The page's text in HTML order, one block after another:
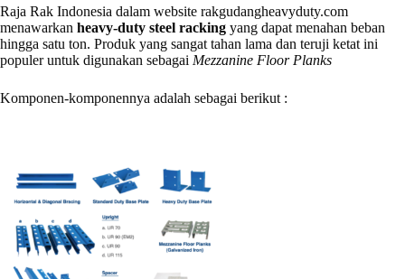
Raja Rak Indonesia dalam website rakgudangheavyduty.com
menawarkan heavy-duty steel racking yang dapat menahan beban
hingga satu ton. Produk yang sangat tahan lama dan teruji ketat ini
populer untuk digunakan sebagai Mezzanine Floor Planks
Komponen-komponennya adalah sebagai berikut :